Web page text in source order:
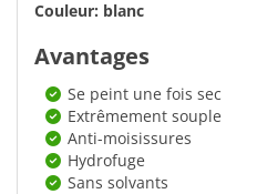
Couleur: blanc
Avantages
Se peint une fois sec
Extrêmement souple
Anti-moisissures
Hydrofuge
Sans solvants